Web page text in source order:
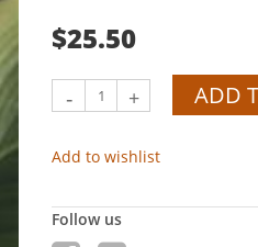
$25.50
- + ADD
Add to wishlist
Follow us